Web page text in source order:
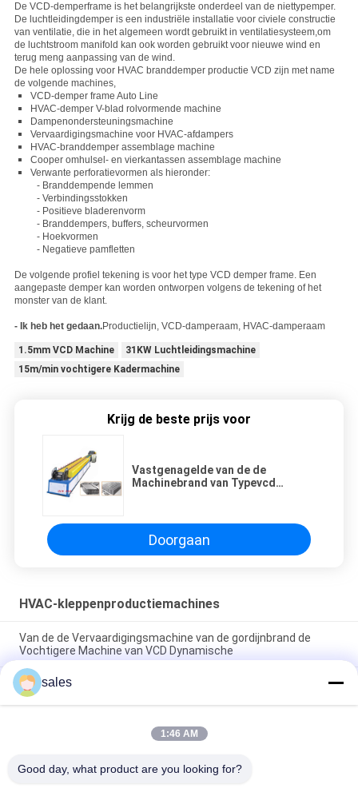
De VCD-demperframe is het belangrijkste onderdeel van de niettypemper.
De luchtleidingdemper is een industriële installatie voor civiele constructie
van ventilatie, die in het algemeen wordt gebruikt in ventilatiesysteem,om
de luchtstroom manifold kan ook worden gebruikt voor nieuwe wind en
terug meng aanpassing van de wind.
De hele oplossing voor HVAC branddemper productie VCD zijn met name
de volgende machines,
VCD-demper frame Auto Line
HVAC-demper V-blad rolvormende machine
Dampenondersteuningsmachine
Vervaardigingsmachine voor HVAC-afdampers
HVAC-branddemper assemblage machine
Cooper omhulsel- en vierkantassen assemblage machine
Verwante perforatievormen als hieronder:
- Branddempende lemmen
- Verbindingsstokken
- Positieve bladerenvorm
- Branddempers, buffers, scheurvormen
- Hoekvormen
- Negatieve pamfletten
De volgende profiel tekening is voor het type VCD demper frame. Een
aangepaste demper kan worden ontworpen volgens de tekening of het
monster van de klant.
- Ik heb het gedaan.Productielijn, VCD-damperaam, HVAC-damperaam
1.5mm VCD Machine
31KW Luchtleidingsmachine
15m/min vochtigere Kadermachine
Krijg de beste prijs voor
Vastgenagelde van de de
Machinebrand van Typevcd
Doorgaan
HVAC-kleppenproductiemachines
Van de de Vervaardigingsmachine van de gordijnbrand de
Vochtigere Machine van VCD Dynamische
Van de het Bladmachine van het Luchtleidings Vochtigere
Aërodynamische vlak van de de Machinehvac Brand van VCD
Vochtigere de Splitsersschotten
Van de het Kadermachine van de volumecontrole de
sales
1:46 AM
Good day, what product are you looking for?